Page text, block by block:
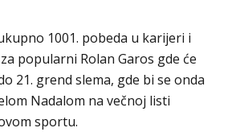
1001. pobeda u karijeri i
popularni Rolan Garos gde će
21. grend slema, gde bi se onda
Nadalom na večnoj listi
sportu.